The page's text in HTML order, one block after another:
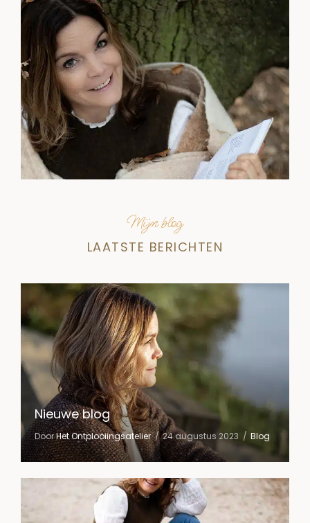
Mijn blog
LAATSTE BERICHTEN
Nieuwe blog
DoorHet Ontplooiingsatelier 24 augustus 2023 Blog